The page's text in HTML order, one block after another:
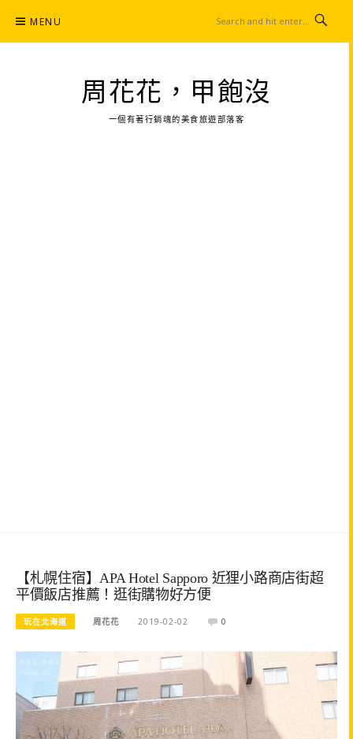
content
MENU
周花花，甲飽沒
一個有著行銷魂的美食旅遊部落客
【札幌住宿】APA Hotel Sapporo 近狸小路商店街超
平價飯店推薦！逛街購物好方便
玩在北海道 周花花 2019-02-02 0